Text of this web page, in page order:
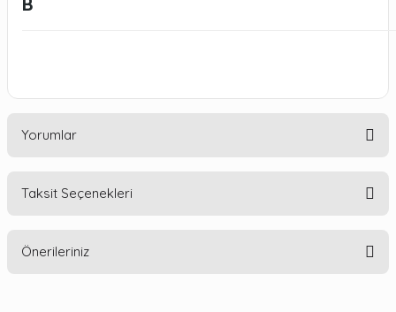
B
Yorumlar
Taksit Seçenekleri
Önerileriniz